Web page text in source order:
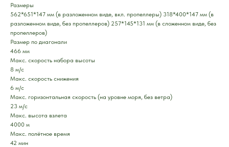
Размеры
562*651*147 мм (в разложенном виде, вкл. пропеллеры) 318*400*147 мм (в
разложенном виде, без пропеллеров) 257*145*131 мм (в сложенном виде, без
пропеллеров)
Размер по диагонали
466 мм
Макс. скорость набора высоты
8 м/с
Макс. скорость снижения
6 м/с
Макс. горизонтальная скорость (на уровне моря, без ветра)
23 м/с
Макс. высота взлета
4000 м
Макс. полётное время
42 мин